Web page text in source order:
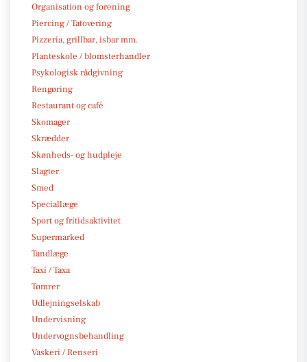
Organisation og forening
Piercing / Tatovering
Pizzeria, grillbar, isbar mm.
Planteskole / blomsterhandler
Psykologisk rådgivning
Rengøring
Restaurant og café
Skomager
Skrædder
Skønheds- og hudpleje
Slagter
Smed
Speciallæge
Sport og fritidsaktivitet
Supermarked
Tandlæge
Taxi / Taxa
Tømrer
Udlejningselskab
Undervisning
Undervognsbehandling
Vaskeri / Renseri